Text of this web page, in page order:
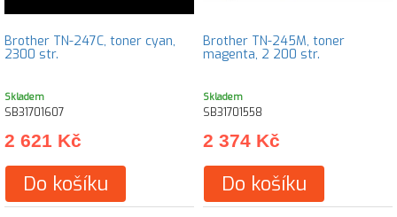
Brother TN-247C, toner cyan,
2300 str.
Skladem
SB31701607
2 621 Kč
Do košíku
Brother TN-245M, toner
magenta, 2 200 str.
Skladem
SB31701558
2 374 Kč
Do košíku